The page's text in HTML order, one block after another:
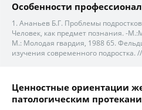
Особенности
1. Ананьев Б.Г. Проблемы
Человек, как предмет познания. -
М.: Молодая гвардия, 1988 65.
изучения современного подростка.
Ценностные ориентации
патологическим